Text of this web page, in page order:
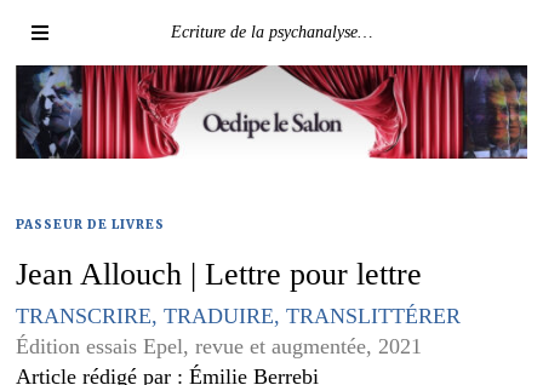
Ecriture de la psychanalyse…
PASSEUR DE LIVRES
Jean Allouch | Lettre pour lettre
TRANSCRIRE, TRADUIRE, TRANSLITTÉRER
Édition essais Epel, revue et augmentée, 2021
Article rédigé par : Émilie Berrebi